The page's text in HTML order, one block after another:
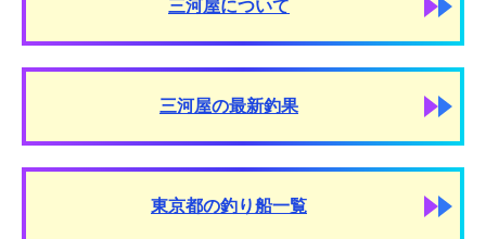
三河屋について
三河屋の最新釣果
東京都の釣り船一覧